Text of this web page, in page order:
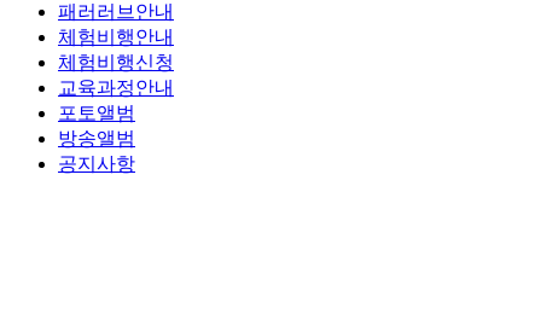
패러러브안내
체험비행안내
체험비행신청
교육과정안내
포토앨범
방송앨범
공지사항